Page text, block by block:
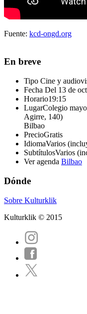
Fuente: kcd-ongd.org
En breve
Tipo Cine y
Fecha Del 13 de
Horario19:15
LugarColegio
Agirre, 140)
Bilbao
PrecioGratis
IdiomaVarios
SubtítulosVarios
Ver agenda Bilbao
Dónde
Sobre Kulturklik
Kulturklik © 2015